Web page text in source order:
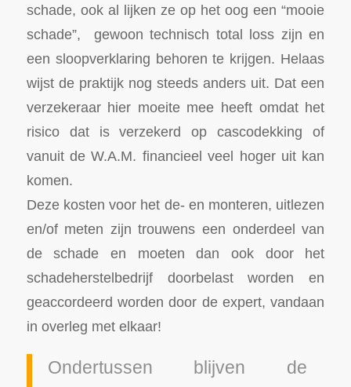
schade, ook al lijken ze op het oog een “mooie
schade”, gewoon technisch total loss zijn en
een sloopverklaring behoren te krijgen. Helaas
wijst de praktijk nog steeds anders uit. Dat een
verzekeraar hier moeite mee heeft omdat het
risico dat is verzekerd op cascodekking of
vanuit de W.A.M. financieel veel hoger uit kan
komen.
Deze kosten voor het de- en monteren, uitlezen
en/of meten zijn trouwens een onderdeel van
de schade en moeten dan ook door het
schadeherstelbedrijf doorbelast worden en
geaccordeerd worden door de expert, vandaan
in overleg met elkaar!
Ondertussen blijven de